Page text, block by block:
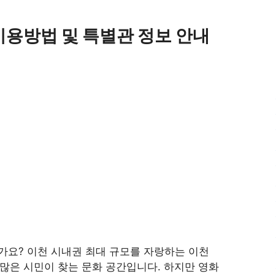
방법 및 특별관 정보 안내
요? 이천 시내권 최대 규모를 자랑하는 이천
은 시민이 찾는 문화 공간입니다. 하지만 영화